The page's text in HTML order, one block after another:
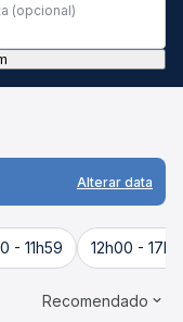
(opcional)
Alterar data
- 11h59 12h00 -
Recomendado